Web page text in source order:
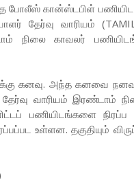
கான்ஸ்டபிள்
தேர்வு வாரியம்
நிலை காவலர்
கனவு. அந்த கனவை
தேர்வு வாரியம் இரண்டாம்
பணியிடங்களை நிரப்ப
உள்ளன. தகுதியும்